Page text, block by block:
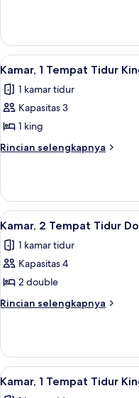
King
(Hearing
Accessible)
Kamar,
Tempat
King
(Hearing
Lihat
semua
foto
untuk
Kamar,
1
King,
pemandangan
kota
4
Kamar, 1 Tempat Tidur
1 kamar tidur
Kapasitas 3
1 king
Rincian selengkapnya
Rincian
Kamar,
Tempat
King,
pemandangan
Lihat
semua
foto
untuk
Kamar,
2
Double,
pemandangan
kota
4
Kamar, 2 Tempat Tidur
1 kamar tidur
Kapasitas 4
2 double
Rincian selengkapnya
Rincian
Kamar,
Tempat
Lihat
semua
2
Kamar, 1 Tempat Tidur